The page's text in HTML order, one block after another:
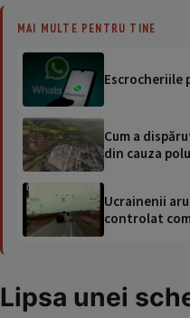
MAI MULTE PENTRU TINE
Escrocheriile
Cum a
din cauza
Ucrainenii
controlat
Lipsa unei